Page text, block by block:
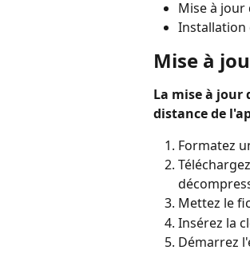
Mise à jour
Installation
Mise à
La mise à
distance de
Formatez
Mettez le
Insérez la
Démarrez